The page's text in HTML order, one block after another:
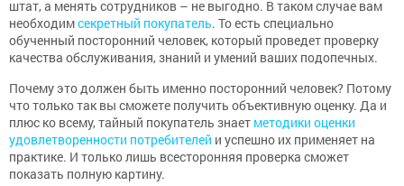
штат, а менять сотрудников – не выгодно. В таком случае вам
необходимсекретный покупатель. То есть специально
обученный посторонний человек, который проведет проверку
качества обслуживания, знаний и умений ваших подопечных.
Почему это должен быть именно посторонний человек? Потому
что только так вы сможете получить объективную оценку. Да и
плюс ко всему, тайный покупатель знает методики оценки
удовлетворенности потребителей и успешно их применяет на
практике. И только лишь всесторонняя проверка сможет
показать полную картину.